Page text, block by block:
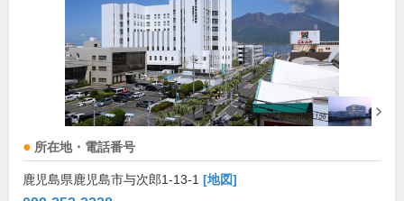
所在地・電話番号
鹿児島県鹿児島市与次郎1-13-1 [地図]